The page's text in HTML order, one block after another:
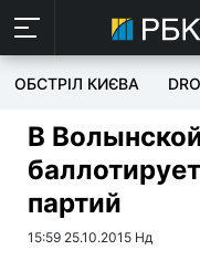
ОБСТРІЛ КИЄВА
В
партий
15:59 25.10.2015 Нд